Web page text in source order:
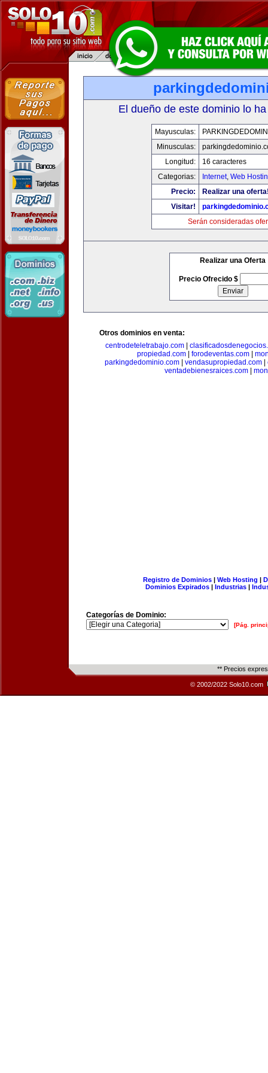
El dueño de este dominio lo
Mayusculas:
Minusculas:
Longitud:
16 caracteres
Categorias:
Internet, Web
Precio:
Realizar una
Visitar!
Serán consideradas
Realizar una Oferta
Precio Ofrecido $
Otros dominios en venta:
centrodeteletrabajo.com
propiedad.com
forodeventas.com
parkingdedominio.com| vendasupropiedad.com|
ventadebienesraices.com
Registro de Dominios| Web Hosting |
Dominios Expirados | Industrias |
Categorías de Dominio:
[Pág.
** Precios
© 2002/2022 Solo10.com